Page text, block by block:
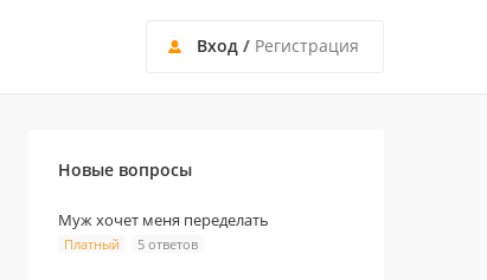
Вход / Регистрация
Новые вопросы
Муж хочет меня переделать
Платный 5 ответов